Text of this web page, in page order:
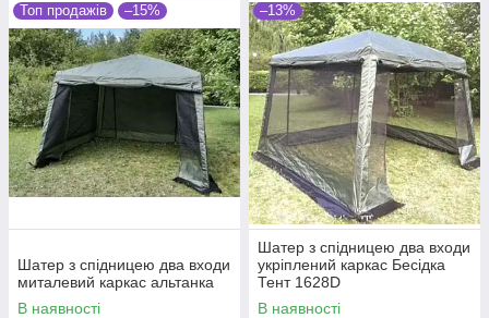
Топ продажів –15%
Шатер з спідницею два входи
миталевий каркас альтанка
В наявності
–13%
Шатер з спідницею два входи
укріплений каркас Бесідка
Тент 1628D
В наявності